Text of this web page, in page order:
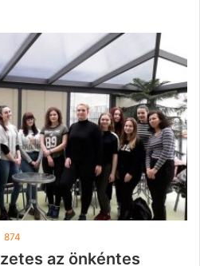
874
az önkéntes